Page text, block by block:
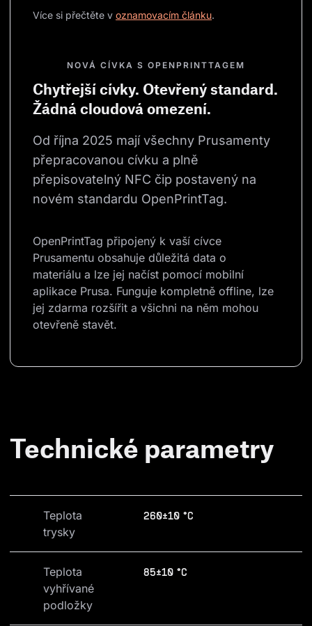
Více si přečtěte v oznamovacím článku.
NOVÁ CÍVKA S OPENPRINTTAGEM
Chytřejší cívky. Otevřený standard.
Žádná cloudová omezení.
Od října 2025 mají všechny Prusamenty
přepracovanou cívku a plně
přepisovatelný NFC čip postavený na
novém standardu OpenPrintTag.
OpenPrintTag připojený k vaší cívce
Prusamentu obsahuje důležitá data o
materiálu a lze jej načíst pomocí mobilní
aplikace Prusa. Funguje kompletně offline, lze
jej zdarma rozšířit a všichni na něm mohou
otevřeně stavět.
Technické parametry
Teplota
trysky
260±10 °C
Teplota
vyhřívané
podložky
85±10 °C